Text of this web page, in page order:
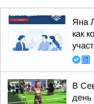
Яна
как
В
день